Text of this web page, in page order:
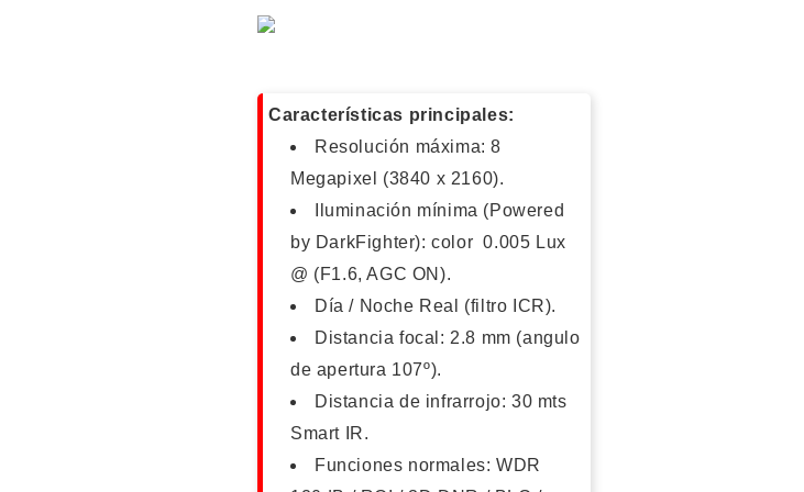
Características principales:
Resolución máxima: 8
Megapixel (3840 x 2160).
Iluminación mínima (Powered
by DarkFighter): color 0.005 Lux
@ (F1.6, AGC ON).
Día / Noche Real (filtro ICR).
Distancia focal: 2.8 mm (angulo
de apertura 107º).
Distancia de infrarrojo: 30 mts
Smart IR.
Funciones normales: WDR